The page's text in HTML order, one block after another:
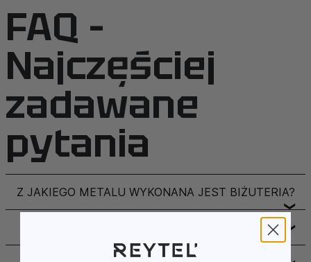
FAQ –
Najczęściej
zadawane
pytania
Z JAKIEGO METALU WYKONANA JEST BIŻUTERIA?
❯
❯